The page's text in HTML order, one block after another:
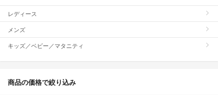
レディース
メンズ
キッズ／ベビー／マタニティ
商品の価格で絞り込み